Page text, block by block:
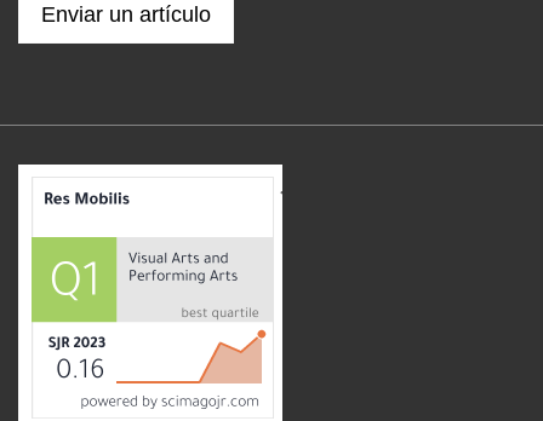
Enviar un artículo